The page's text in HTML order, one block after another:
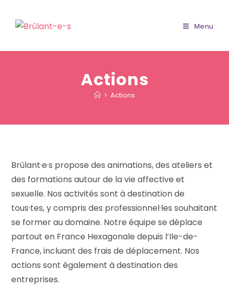
content
Menu
Actions
> Actions
Brûlant·e·s propose des animations, des ateliers et
des formations autour de la vie affective et
sexuelle. Nos activités sont à destination de
tous·tes, y compris des professionnel·les souhaitant
se former au domaine. Notre équipe se déplace
partout en France Hexagonale depuis l’Ile-de-
France, incluant des frais de déplacement. Nos
actions sont également à destination des
entreprises.